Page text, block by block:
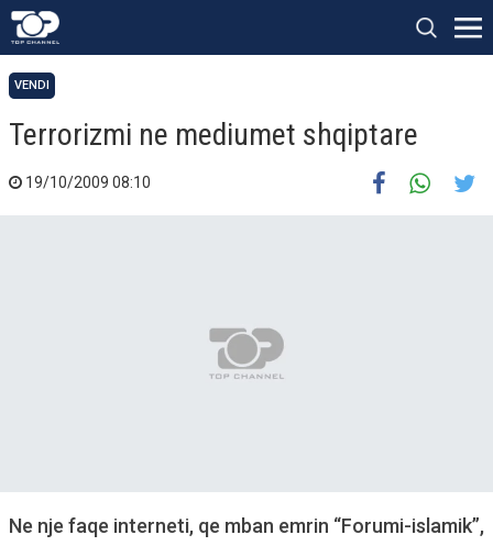
VENDI
Terrorizmi ne mediumet shqiptare
19/10/2009 08:10
Ne nje faqe interneti, qe mban emrin “Forumi-islamik”,